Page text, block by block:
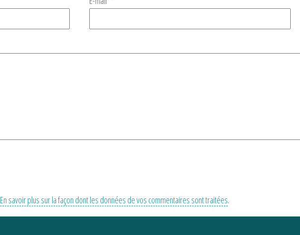
En savoir plus sur la façon dont les données de vos commentaires sont traitées.